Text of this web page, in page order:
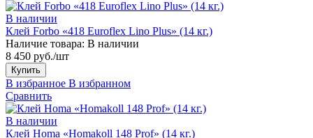
В наличии
Клей Forbo «418 Euroflex Lino Plus» (14 кг.)
Наличие товара: В наличии
8 450 руб./шт
Купить
В избранное В избранном
Сравнить
В наличии
Клей Homa «Homakoll 148 Prof» (14 кг.)